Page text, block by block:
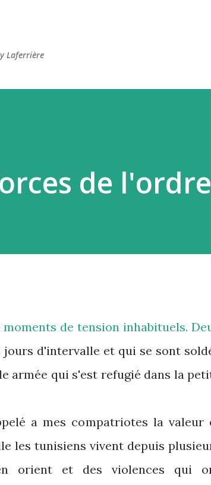
Laferrière
de l'ordre
de tension inhabituels.
d'intervalle et qui se sont
armée qui s'est refugié dans la
a mes compatriotes la valeur
les tunisiens vivent depuis
orient et des violences qui